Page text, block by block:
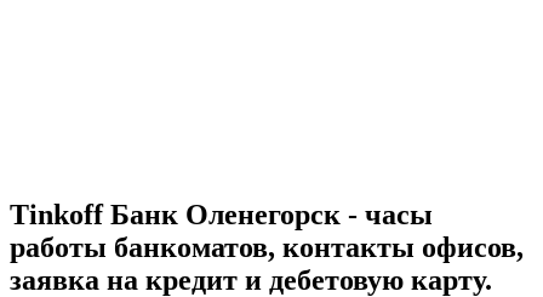
Tinkoff Банк Оленегорск - часы
работы банкоматов, контакты офисов,
заявка на кредит и дебетовую карту.